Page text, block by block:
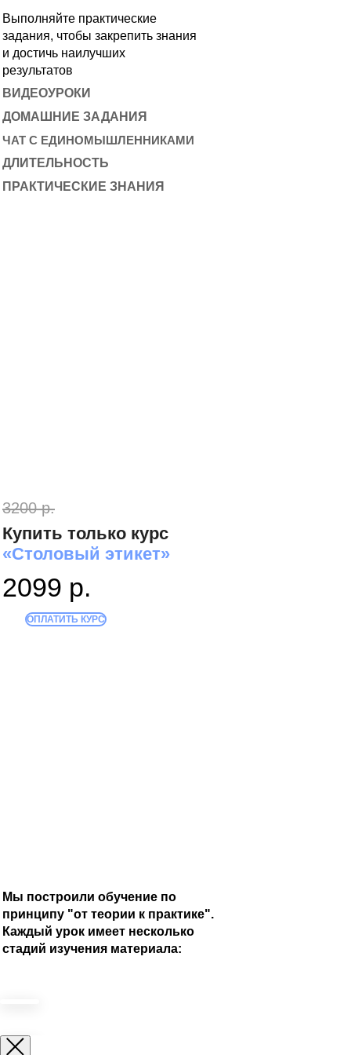
Выполняйте практические
задания, чтобы закрепить знания
и достичь наилучших
результатов
ВИДЕОУРОКИ
ДОМАШНИЕ ЗАДАНИЯ
ЧАТ С ЕДИНОМЫШЛЕННИКАМИ
ДЛИТЕЛЬНОСТЬ
ПРАКТИЧЕСКИЕ ЗНАНИЯ
3200 р.
Купить только курс
«Столовый этикет»
2099 р.
ОПЛАТИТЬ КУРС
Мы построили обучение по
принципу "от теории к практике".
Каждый урок имеет несколько
стадий изучения материала: